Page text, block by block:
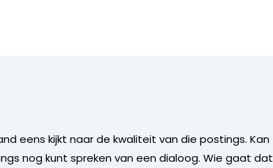
eens kijkt naar de kwaliteit van die postings. Kan
nog kunt spreken van een dialoog. Wie gaat dat